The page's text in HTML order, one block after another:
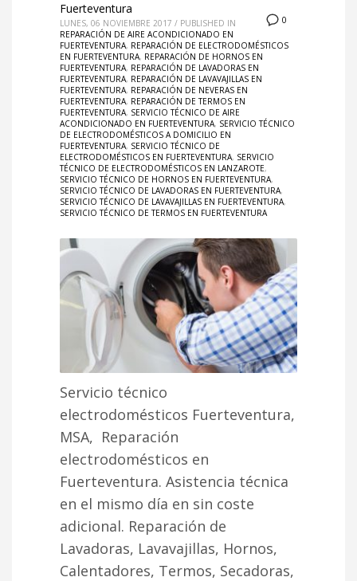
0
Fuerteventura
LUNES, 06 NOVIEMBRE 2017 / PUBLISHED IN
REPARACIÓN DE AIRE ACONDICIONADO EN
FUERTEVENTURA, REPARACIÓN DE ELECTRODOMÉSTICOS
EN FUERTEVENTURA, REPARACIÓN DE HORNOS EN
FUERTEVENTURA, REPARACIÓN DE LAVADORAS EN
FUERTEVENTURA, REPARACIÓN DE LAVAVAJILLAS EN
FUERTEVENTURA, REPARACIÓN DE NEVERAS EN
FUERTEVENTURA, REPARACIÓN DE TERMOS EN
FUERTEVENTURA, SERVICIO TÉCNICO DE AIRE
ACONDICIONADO EN FUERTEVENTURA, SERVICIO TÉCNICO
DE ELECTRODOMÉSTICOS A DOMICILIO EN
FUERTEVENTURA, SERVICIO TÉCNICO DE
ELECTRODOMÉSTICOS EN FUERTEVENTURA, SERVICIO
TÉCNICO DE ELECTRODOMÉSTICOS EN LANZAROTE,
SERVICIO TÉCNICO DE HORNOS EN FUERTEVENTURA,
SERVICIO TÉCNICO DE LAVADORAS EN FUERTEVENTURA,
SERVICIO TÉCNICO DE LAVAVAJILLAS EN FUERTEVENTURA,
SERVICIO TÉCNICO DE TERMOS EN FUERTEVENTURA
Servicio técnico
electrodomésticos Fuerteventura,
MSA, Reparación
electrodomésticos en
Fuerteventura. Asistencia técnica
en el mismo día en sin coste
adicional. Reparación de
Lavadoras, Lavavajillas, Hornos,
Calentadores, Termos, Secadoras,